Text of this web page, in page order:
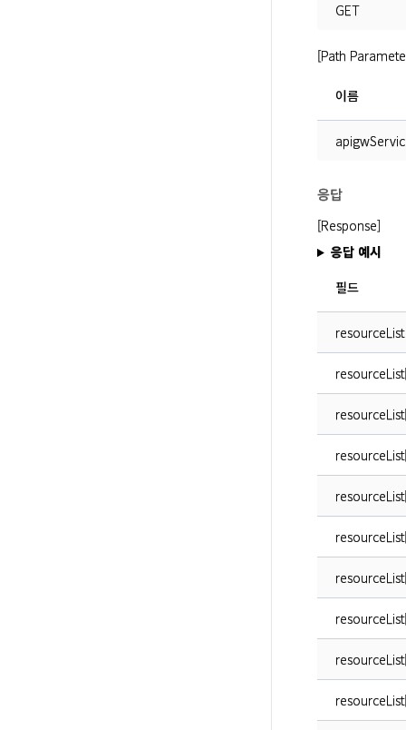
GET
[Path
이름
응답
[Response]
응답 예시
필드
resourceList